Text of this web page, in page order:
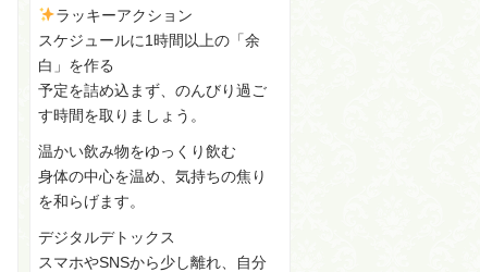
ラッキーアクション
スケジュールに1時間以上の「余
白」を作る
予定を詰め込まず、のんびり過ご
す時間を取りましょう。
温かい飲み物をゆっくり飲む
身体の中心を温め、気持ちの焦り
を和らげます。
デジタルデトックス
スマホやSNSから少し離れ、自分